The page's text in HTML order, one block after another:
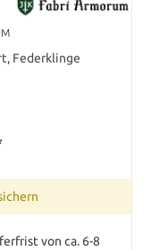
Federklinge
von ca. 6-8